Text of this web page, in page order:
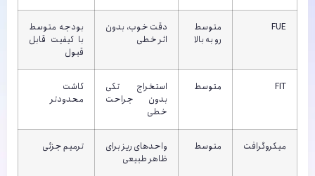
FUE
متوسط
رو به بالا
دقت خوب، بدون
اثر خطی
بودجه متوسط
با کیفیت قابل
قبول
FIT متوسط
استخراج تکی
بدون جراحت
خطی
کاشت
محدودتر
میکروگرافت متوسط
واحدهای ریز برای
ظاهر طبیعی
ترمیم جزئی